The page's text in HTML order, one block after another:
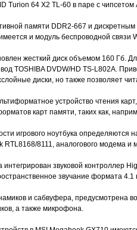
Turion 64 Х2 TL-60 в паре с чипсетом
памяти DDR2-667 и
и модуль беспроводной связи
жесткий диск объемом 160 Гб.
TOSHIBA DVDW/HD TS-L802A.
диски, но также позволяет
устройство чтения
карт памяти, таких как,
игрового ноутбука определяются
RTL8168/8111, аналогового модема и
интегрирован звуковой контроллер
звучание формата
и сабвуфера, предусмотрена
а также микрофона.